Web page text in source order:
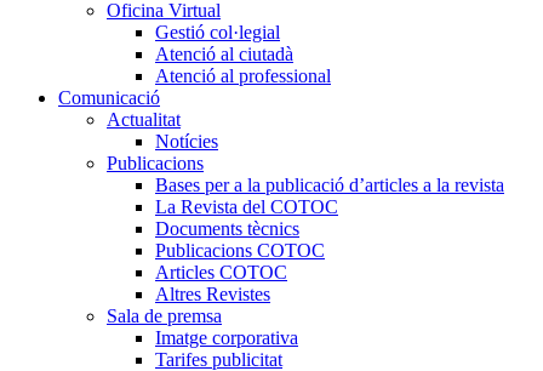
Oficina Virtual
Gestió col·legial
Atenció al ciutadà
Atenció al professional
Comunicació
Actualitat
Notícies
Publicacions
Bases per a la publicació d’articles a la revista
La Revista del COTOC
Documents tècnics
Publicacions COTOC
Articles COTOC
Altres Revistes
Sala de premsa
Imatge corporativa
Tarifes publicitat